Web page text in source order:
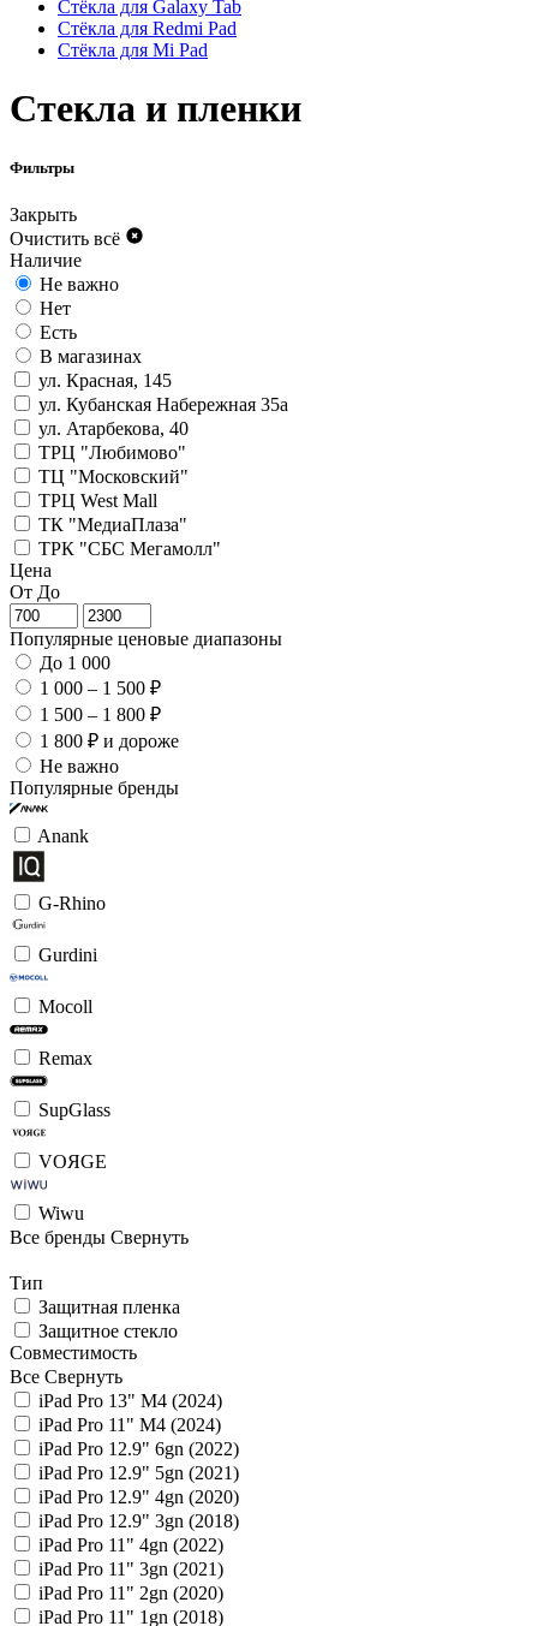
Стёкла для Galaxy Tab
Стёкла для Redmi Pad
Стёкла для Mi Pad
Стекла и пленки
Фильтры
Закрыть
Очистить всё
Наличие
Не важно
Нет
Есть
В магазинах
ул. Красная, 145
ул. Кубанская Набережная 35а
ул. Атарбекова, 40
ТРЦ "Любимово"
ТЦ "Московский"
ТРЦ West Mall
ТК "МедиаПлаза"
ТРК "СБС Мегамолл"
Цена
От До
Популярные ценовые диапазоны
До 1 000
1 000 – 1 500 ₽
1 500 – 1 800 ₽
1 800 ₽ и дороже
Не важно
Популярные бренды
Anank
G-Rhino
Gurdini
Mocoll
Remax
SupGlass
VOЯGE
Wiwu
Все бренды Свернуть
Тип
Защитная пленка
Защитное стекло
Совместимость
Все Свернуть
iPad Pro 13" M4 (2024)
iPad Pro 11" M4 (2024)
iPad Pro 12.9" 6gn (2022)
iPad Pro 12.9" 5gn (2021)
iPad Pro 12.9" 4gn (2020)
iPad Pro 12.9" 3gn (2018)
iPad Pro 11" 4gn (2022)
iPad Pro 11" 3gn (2021)
iPad Pro 11" 2gn (2020)
iPad Pro 11" 1gn (2018)